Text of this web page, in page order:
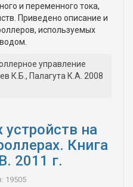
и переменного тока,
Приведено описание и
используемых
управление
К.Б., Палагута К.А. 2008
устройств на
Книга
2011 г.
19505